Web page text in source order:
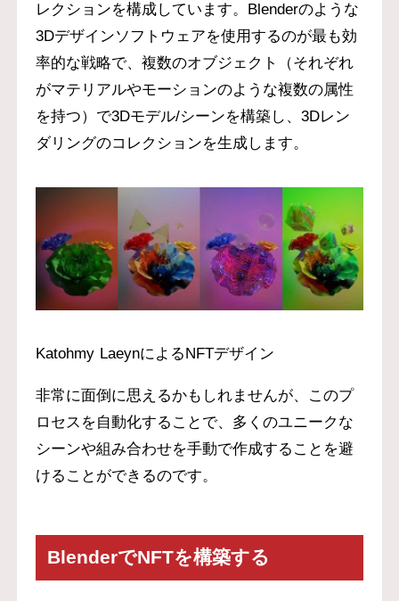
レクションを構成しています。Blenderのような
3Dデザインソフトウェアを使用するのが最も効
率的な戦略で、複数のオブジェクト（それぞれ
がマテリアルやモーションのような複数の属性
を持つ）で3Dモデル/シーンを構築し、3Dレン
ダリングのコレクションを生成します。
Katohmy LaeynによるNFTデザイン
非常に面倒に思えるかもしれませんが、このプ
ロセスを自動化することで、多くのユニークな
シーンや組み合わせを手動で作成することを避
けることができるのです。
BlenderでNFTを構築する